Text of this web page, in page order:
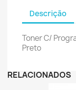
Descrição
Toner C/
Preto
RELACIONADOS